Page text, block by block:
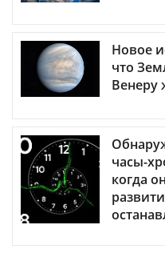
Новое
что
Венеру
часы-
когда